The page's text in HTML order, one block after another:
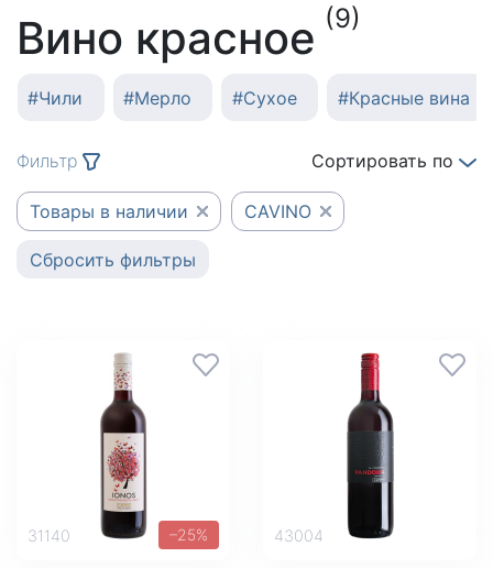
Вино красное (9)
#Чили #Мерло #Сухое #Красные вина
Фильтр Сортировать по
Товары в наличии CAVINO
Сбросить фильтры
31140 –25% 43004